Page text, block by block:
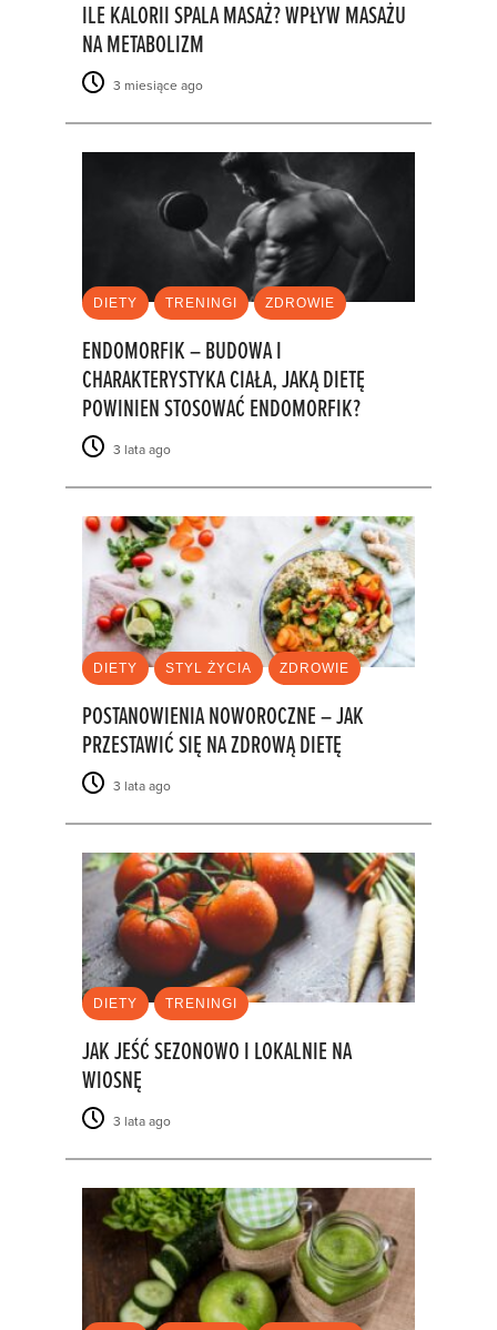
ILE KALORII SPALA MASAŻ? WPŁYW MASAŻU
NA METABOLIZM
3 miesiące ago
DIETY TRENINGI ZDROWIE
ENDOMORFIK – BUDOWA I
CHARAKTERYSTYKA CIAŁA, JAKĄ DIETĘ
POWINIEN STOSOWAĆ ENDOMORFIK?
3 lata ago
DIETY STYL ŻYCIA ZDROWIE
POSTANOWIENIA NOWOROCZNE – JAK
PRZESTAWIĆ SIĘ NA ZDROWĄ DIETĘ
3 lata ago
DIETY TRENINGI
JAK JEŚĆ SEZONOWO I LOKALNIE NA
WIOSNĘ
3 lata ago